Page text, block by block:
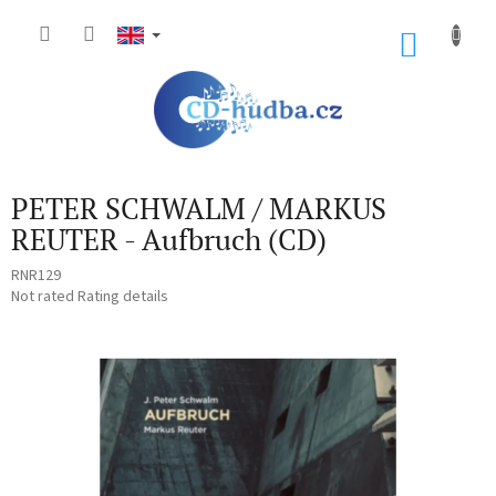
PETER SCHWALM / MARKUS
REUTER - Aufbruch (CD)
RNR129
The
Not rated Rating details